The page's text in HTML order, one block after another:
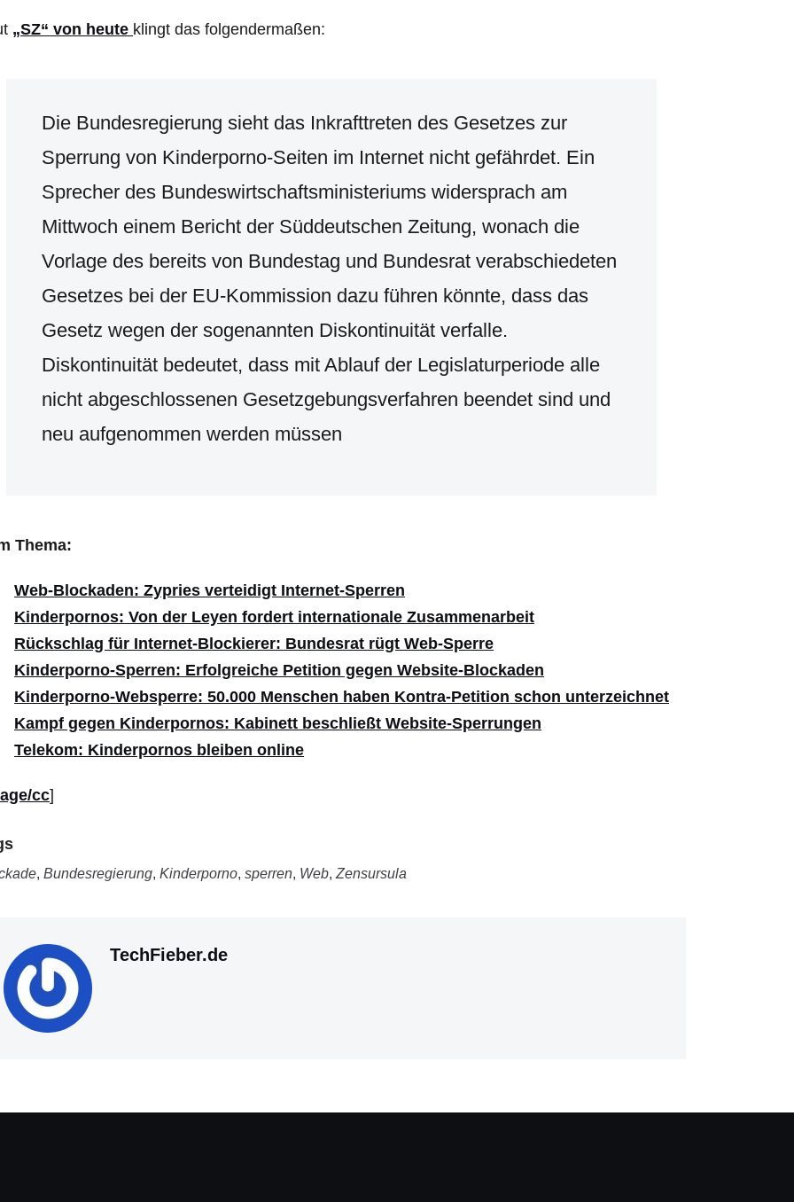
„SZ“ von heute klingt das folgendermaßen:
Die Bundesregierung sieht das Inkrafttreten des Gesetzes zur
Sperrung von Kinderporno-Seiten im Internet nicht gefährdet. Ein
Sprecher des Bundeswirtschaftsministeriums widersprach am
Mittwoch einem Bericht der Süddeutschen Zeitung, wonach die
Vorlage des bereits von Bundestag und Bundesrat verabschiedeten
Gesetzes bei der EU-Kommission dazu führen könnte, dass das
Gesetz wegen der sogenannten Diskontinuität verfalle.
Diskontinuität bedeutet, dass mit Ablauf der Legislaturperiode alle
nicht abgeschlossenen Gesetzgebungsverfahren beendet sind und
neu aufgenommen werden müssen
Thema:
Web-Blockaden: Zypries verteidigt Internet-Sperren
Kinderpornos: Von der Leyen fordert internationale Zusammenarbeit
Rückschlag für Internet-Blockierer: Bundesrat rügt Web-Sperre
Kinderporno-Sperren: Erfolgreiche Petition gegen Website-Blockaden
Kinderporno-Websperre: 50.000 Menschen haben Kontra-Petition schon unterzeichnet
Kampf gegen Kinderpornos: Kabinett beschließt Website-Sperrungen
Telekom: Kinderpornos bleiben online
cc]
, Bundesregierung, Kinderporno, sperren, Web, Zensursula
TechFieber.de